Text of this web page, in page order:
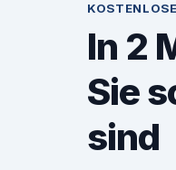
In 2
Sie
sind